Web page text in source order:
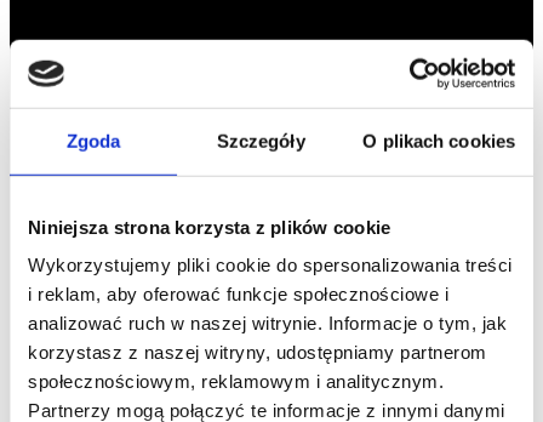
Zgoda Szczegóły O plikach cookies
Niniejsza strona korzysta z plików cookie
Wykorzystujemy pliki cookie do spersonalizowania treści
i reklam, aby oferować funkcje społecznościowe i
analizować ruch w naszej witrynie. Informacje o tym, jak
korzystasz z naszej witryny, udostępniamy partnerom
społecznościowym, reklamowym i analitycznym.
Partnerzy mogą połączyć te informacje z innymi danymi
Szpilka
Profil tiktok Czerwona Szpilka
Profil youtube Czerwona
Szpilka
Kontakt